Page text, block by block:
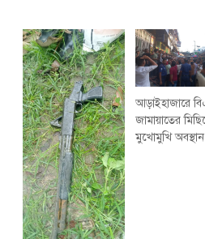
আড়াইহাজারে
জামায়াতের
মুখোমুখি অবস্থান